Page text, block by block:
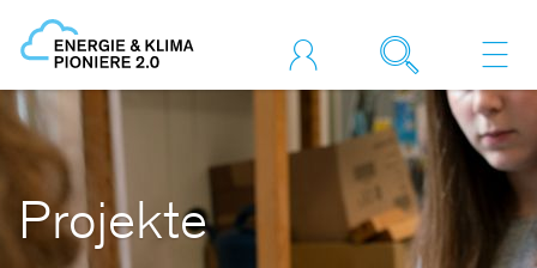
Projekte